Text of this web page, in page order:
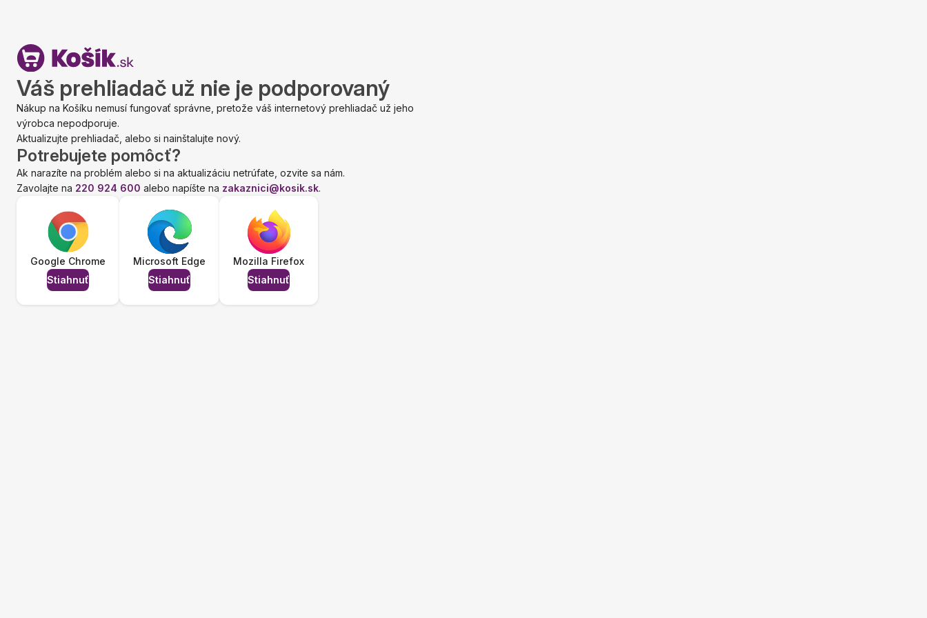
Váš prehliadač už nie je podporovaný
Nákup na Košíku nemusí fungovať správne, pretože váš internetový prehliadač už jeho
výrobca nepodporuje.
Aktualizujte prehliadač, alebo si nainštalujte nový.
Potrebujete pomôcť?
Ak narazíte na problém alebo si na aktualizáciu netrúfate, ozvite sa nám.
Zavolajte na 220 924 600 alebo napíšte na zakaznici@kosik.sk.
Google Chrome
Stiahnuť
Microsoft Edge
Stiahnuť
Mozilla Firefox
Stiahnuť